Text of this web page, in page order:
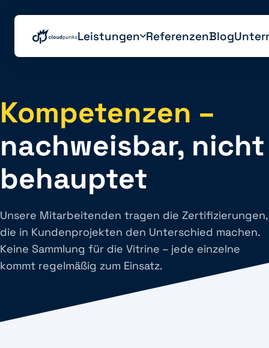
Leistungen ReferenzenBlog
Kompetenzen –
nachweisbar, nicht
behauptet
Unsere Mitarbeitenden tragen die Zertifizierungen,
die in Kundenprojekten den Unterschied machen.
Keine Sammlung für die Vitrine – jede einzelne
kommt regelmäßig zum Einsatz.